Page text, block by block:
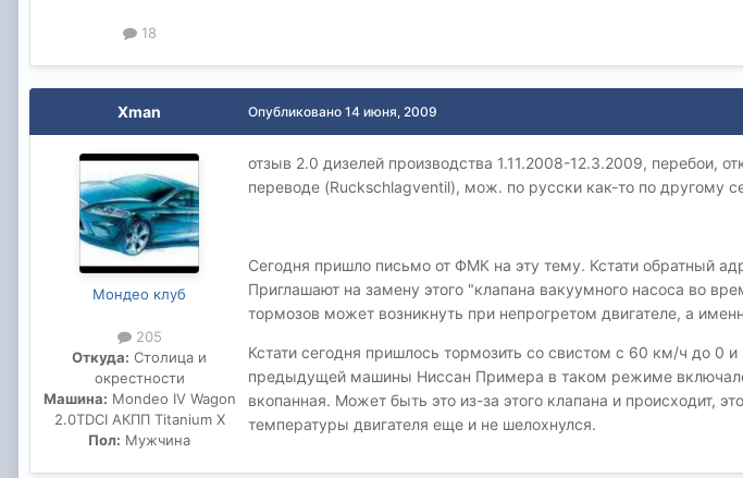
18
Xman
Мондео клуб
205
Откуда: Столица и
окрестности
Машина: Mondeo IV Wagon
2.0TDCI АКПП Titanium X
Пол: Мужчина
Опубликовано 14 июня, 2009
отзыв 2.0 дизелей производства 1.11.2008-12.3.2009, перебои,
переводе (Ruckschlagventil), мож. по русски как-то по другому
Сегодня пришло письмо от ФМК на эту тему. Кстати обратный
Приглашают на замену этого "клапана вакуумного насоса во
тормозов может возникнуть при непрогретом двигателе, а
Кстати сегодня пришлось тормозить со свистом с 60 км/ч до 0
предыдущей машины Ниссан Примера в таком режиме
вкопанная. Может быть это из-за этого клапана и происходит,
температуры двигателя еще и не шелохнулся.